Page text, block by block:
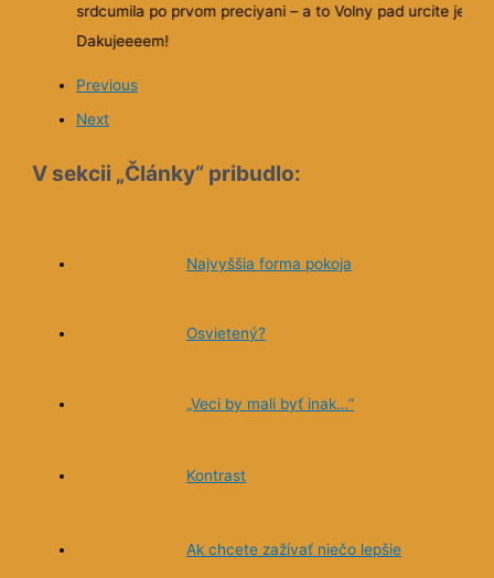
srdcumila po prvom preciyani – a to Volny pad urcite je.
Dakujeeeem!
Previous
Next
V sekcii „Články“ pribudlo:
Najvyššia forma pokoja
Osvietený?
„Veci by mali byť inak…“
Kontrast
Ak chcete zažívať niečo lepšie